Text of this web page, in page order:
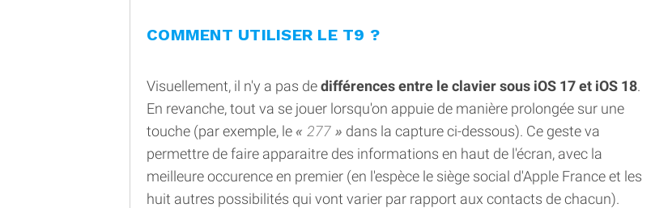
COMMENT UTILISER LE T9 ?
Visuellement, il n'y a pas dedifférences entre le clavier sous iOS 17 et iOS 18.
En revanche, tout va se jouer lorsqu'on appuie de manière prolongée sur une
touche (par exemple, le
277
dans la capture ci-dessous). Ce geste va
permettre de faire apparaitre des informations en haut de l'écran, avec la
meilleure occurence en premier (en l'espèce le siège social d'Apple France et les
huit autres possibilités qui vont varier par rapport aux contacts de chacun).